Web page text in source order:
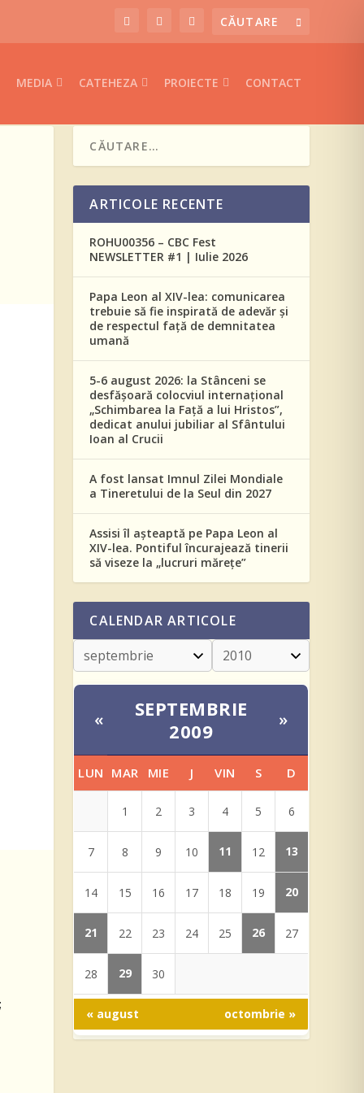
MEDIA CATEHEZA PROIECTE CONTACT
ARTICOLE RECENTE
ROHU00356 – CBC Fest
NEWSLETTER #1 | Iulie 2026
Papa Leon al XIV-lea: comunicarea
trebuie să fie inspirată de adevăr și
de respectul față de demnitatea
umană
5-6 august 2026: la Stânceni se
desfășoară colocviul internațional
„Schimbarea la Față a lui Hristos”,
dedicat anului jubiliar al Sfântului
Ioan al Crucii
A fost lansat Imnul Zilei Mondiale
a Tineretului de la Seul din 2027
Assisi îl așteaptă pe Papa Leon al
XIV-lea. Pontiful încurajează tinerii
să viseze la „lucruri mărețe”
CALENDAR ARTICOLE
«
SEPTEMBRIE
2009
»
LUN MAR MIE J VIN S D
1 2 3 4 5 6
7 8 9 10 11 12 13
14 15 16 17 18 19 20
21 22 23 24 25 26 27
28 29 30
« august octombrie »